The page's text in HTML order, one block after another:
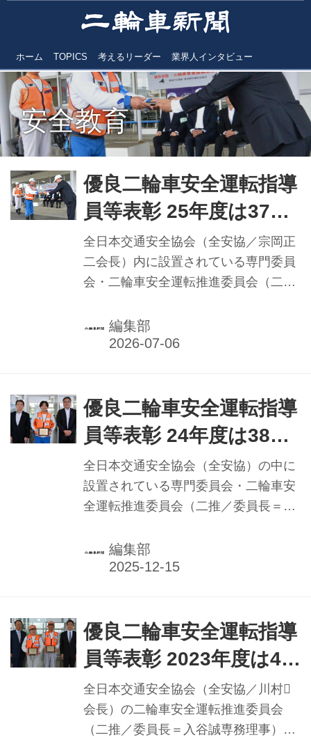
ホーム TOPICS 考えるリーダー 業界人インタビュー
安全教育
優良二輪車安全運転指導
員等表彰 25年度は37都
道府県から42名／全安
協二推
全日本交通安全協会（全安協／宗岡正
二会長）内に設置されている専門委員
会・二輪車安全運転推進委員会（二推
な活躍をみせた二推認定二輪車安全運
転指導員等を称える「優良二輪車安全
ら４２名で、各地では表彰の伝達が行
われている。
編集部
優良二輪車安全運転指導
員等表彰 24年度は38都
道府県から45名／全安
協二推
全日本交通安全協会（全安協）の中に
設置されている専門委員会・二輪車安
全運転推進委員会（二推／委員長＝入
た二推認定二輪車安全運転指導員等を
称える「優良二輪車安全運転指導員等
いる都道府県二輪車安全運転推進委員
会では表彰伝達が行われた。
編集部
優良二輪車安全運転指導
員等表彰 2023年度は41
人／全安協二推
全日本交通安全協会（全安協／川村
会長）の二輪車安全運転推進委員会
（二推／委員長＝入谷誠専務理事）